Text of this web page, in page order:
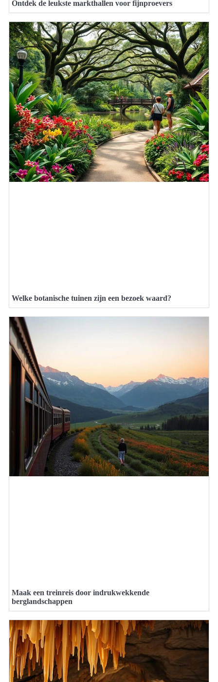
Ontdek de leukste markthallen voor fijnproevers
Welke botanische tuinen zijn een bezoek waard?
Maak een treinreis door indrukwekkende
berglandschappen